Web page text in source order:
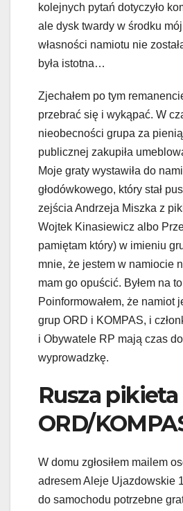
kolejnych pytań dotyczyło
ale dysk twardy w środku
własności namiotu nie
była istotna…
Zjechałem po tym
przebrać się i wykąpać. W
nieobecności grupa za
publicznej zakupiła
Moje graty wystawiła do
głodówkowego, który stał
zejścia Andrzeja Miszka z
Wojtek Kinasiewicz albo
pamiętam który) w imieniu
mnie, że jestem w namiocie
mam go opuścić. Byłem na
Poinformowałem, że namiot
grup ORD i KOMPAS, i
i Obywatele RP mają czas
wyprowadzkę.
Rusza pikieta
ORD/
W domu zgłosiłem mailem
adresem Aleje Ujazdowskie
do samochodu potrzebne